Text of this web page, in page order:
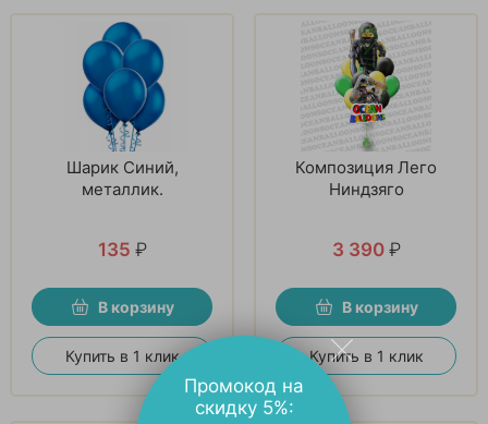
Шарик Синий,
металлик.
135 ₽
В корзину
Купить в 1 клик
Композиция Лего
Ниндзяго
3 390 ₽
В корзину
Купить в 1 клик
Промокод на
скидку 5%: